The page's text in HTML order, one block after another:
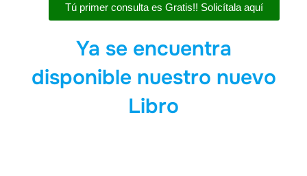
Tú primer consulta es Gratis!! Solicítala aquí
Ya se encuentra
disponible nuestro nuevo
Libro